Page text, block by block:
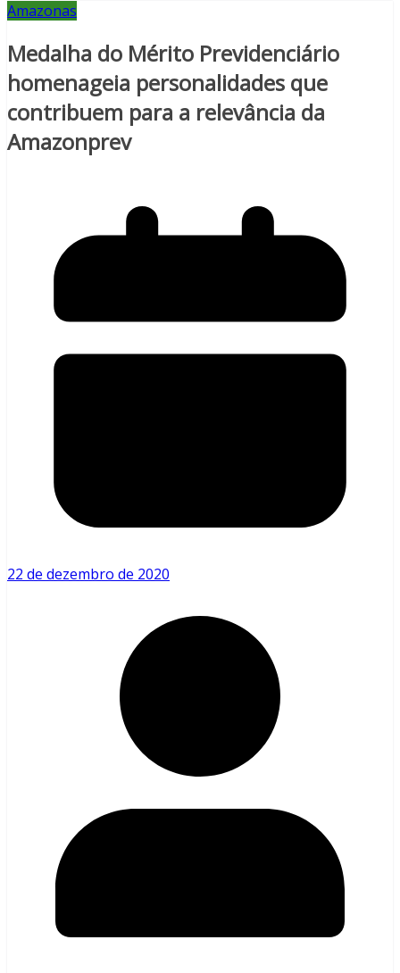
Amazonas
Medalha do Mérito Previdenciário
homenageia personalidades que
contribuem para a relevância da
Amazonprev
22 de dezembro de 2020